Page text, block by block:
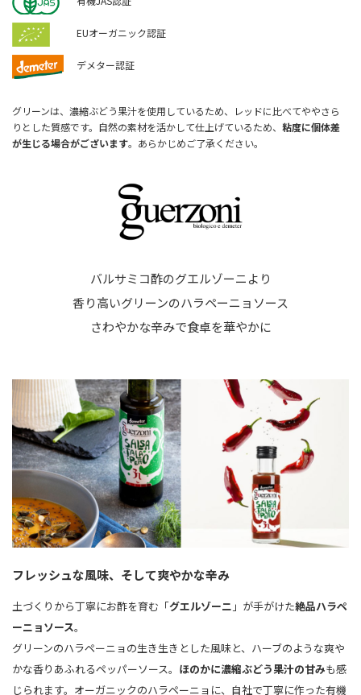
EUオーガニック認証
デメター認証
グリーンは、濃縮ぶどう果汁を使用しているため、レッドに比べてややさら
りとした質感です。自然の素材を活かして仕上げているため、 粘度に個体差
が生じる場合がございます。あらかじめご了承ください。
バルサミコ酢のグエルゾーニより
香り高いグリーンのハラペーニョソース
さわやかな辛みで食卓を華やかに
フレッシュな風味、そして爽やかな辛み
土づくりから丁寧にお酢を育む「グエルゾーニ 」が手がけた絶品ハラペ
ーニョソース。
グリーンのハラペーニョの生き生きとした風味と、ハーブのような爽や
かな香りあふれるペッパーソース。 ほのかに濃縮ぶどう果汁の甘みも感
じられます。オーガニックのハラペーニョに、自社で丁寧に作った有機